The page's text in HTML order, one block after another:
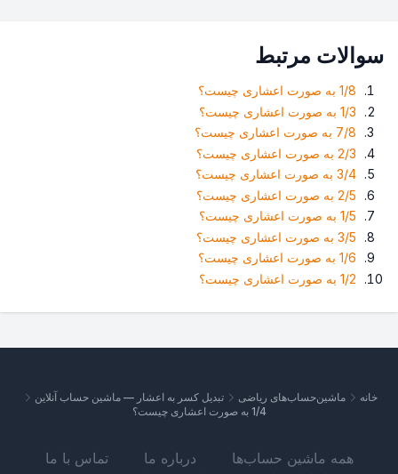
سوالات مرتبط
1/8 به صورت اعشاری چیست؟
1/3 به صورت اعشاری چیست؟
7/8 به صورت اعشاری چیست؟
2/3 به صورت اعشاری چیست؟
3/4 به صورت اعشاری چیست؟
2/5 به صورت اعشاری چیست؟
1/5 به صورت اعشاری چیست؟
3/5 به صورت اعشاری چیست؟
1/6 به صورت اعشاری چیست؟
1/2 به صورت اعشاری چیست؟
خانه ماشین‌حساب‌های ریاضی
تبدیل کسر به اعشار — ماشین حساب آنلاین
1/4 به صورت اعشاری چیست؟
همه ماشین حساب‌ها درباره ما
تماس با ما